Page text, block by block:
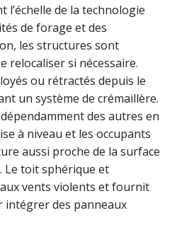
de la technologie
de forage et des
les structures sont
relocaliser si nécessaire.
ou rétractés depuis le
un système de crémaillère.
des autres en
à niveau et les occupants
aussi proche de la surface
Le toit sphérique et
vents violents et fournit
intégrer des panneaux